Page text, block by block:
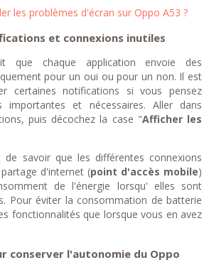
les problèmes d'écran sur Oppo A53 ?
et connexions inutiles
que chaque application envoie des
pour un oui ou pour un non. Il est
certaines notifications si vous pensez
et nécessaires. Aller dans
puis décochez la case "Afficher les
savoir que les différentes connexions
d'internet (point d'accès mobile)
de l'énergie lorsqu' elles sont
Pour éviter la consommation de batterie
fonctionnalités que lorsque vous en avez
conserver l'autonomie du Oppo